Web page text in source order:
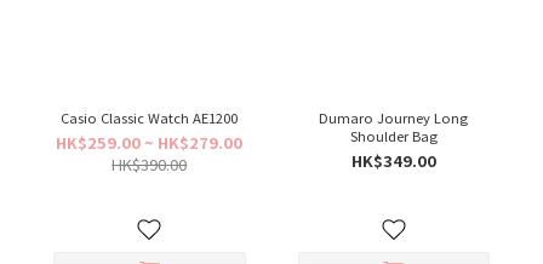
Casio Classic Watch AE1200
HK$259.00 ~ HK$279.00
HK$390.00
Dumaro Journey Long
Shoulder Bag
HK$349.00